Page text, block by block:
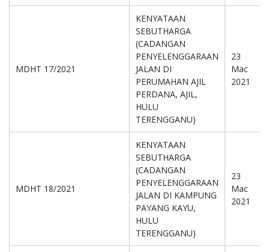
MDHT 17/2021
KENYATAAN
SEBUTHARGA
(CADANGAN
PENYELENGGARAAN
JALAN DI
PERUMAHAN AJIL
PERDANA, AJIL,
HULU
TERENGGANU)
23
Mac
2021
MDHT 18/2021
KENYATAAN
SEBUTHARGA
(CADANGAN
PENYELENGGARAAN
JALAN DI KAMPUNG
PAYANG KAYU,
HULU
TERENGGANU)
23
Mac
2021